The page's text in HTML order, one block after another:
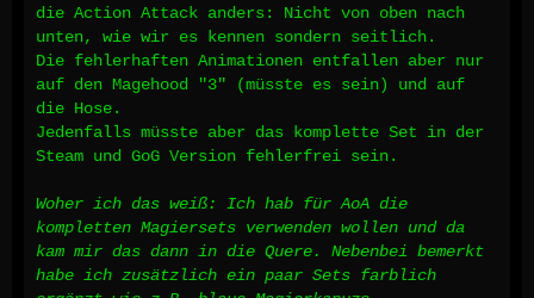
die Action Attack anders: Nicht von oben nach
unten, wie wir es kennen sondern seitlich.
Die fehlerhaften Animationen entfallen aber nur
auf den Magehood "3" (müsste es sein) und auf
die Hose.
Jedenfalls müsste aber das komplette Set in der
Steam und GoG Version fehlerfrei sein.
Woher ich das weiß: Ich hab für AoA die
kompletten Magiersets verwenden wollen und da
kam mir das dann in die Quere. Nebenbei bemerkt
habe ich zusätzlich ein paar Sets farblich